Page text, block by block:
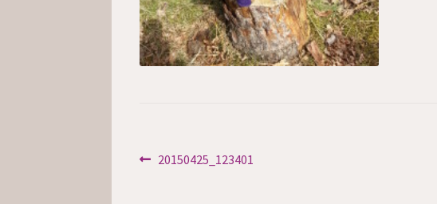
Inläggsnavigering
Föregående
20150425_123401